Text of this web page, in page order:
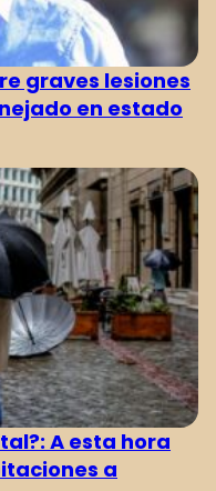
graves lesiones
en estado
A esta hora
a